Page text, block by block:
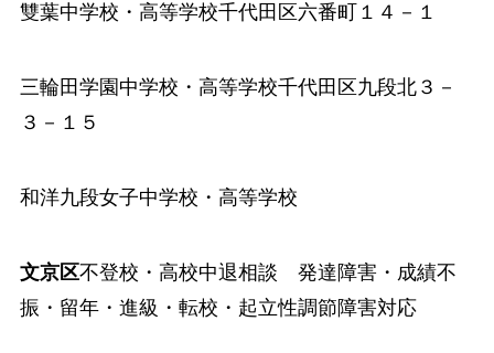
雙葉中学校 ・高等学校千代田区六番町１４－１
三輪田学園中学校 ・高等学校千代田区九段北３－
３－１５
和洋九段女子中学校 ・高等学校
文京区不登校・高校中退相談 発達障害・成績不
振・留年・進級・転校・起立性調節障害対応